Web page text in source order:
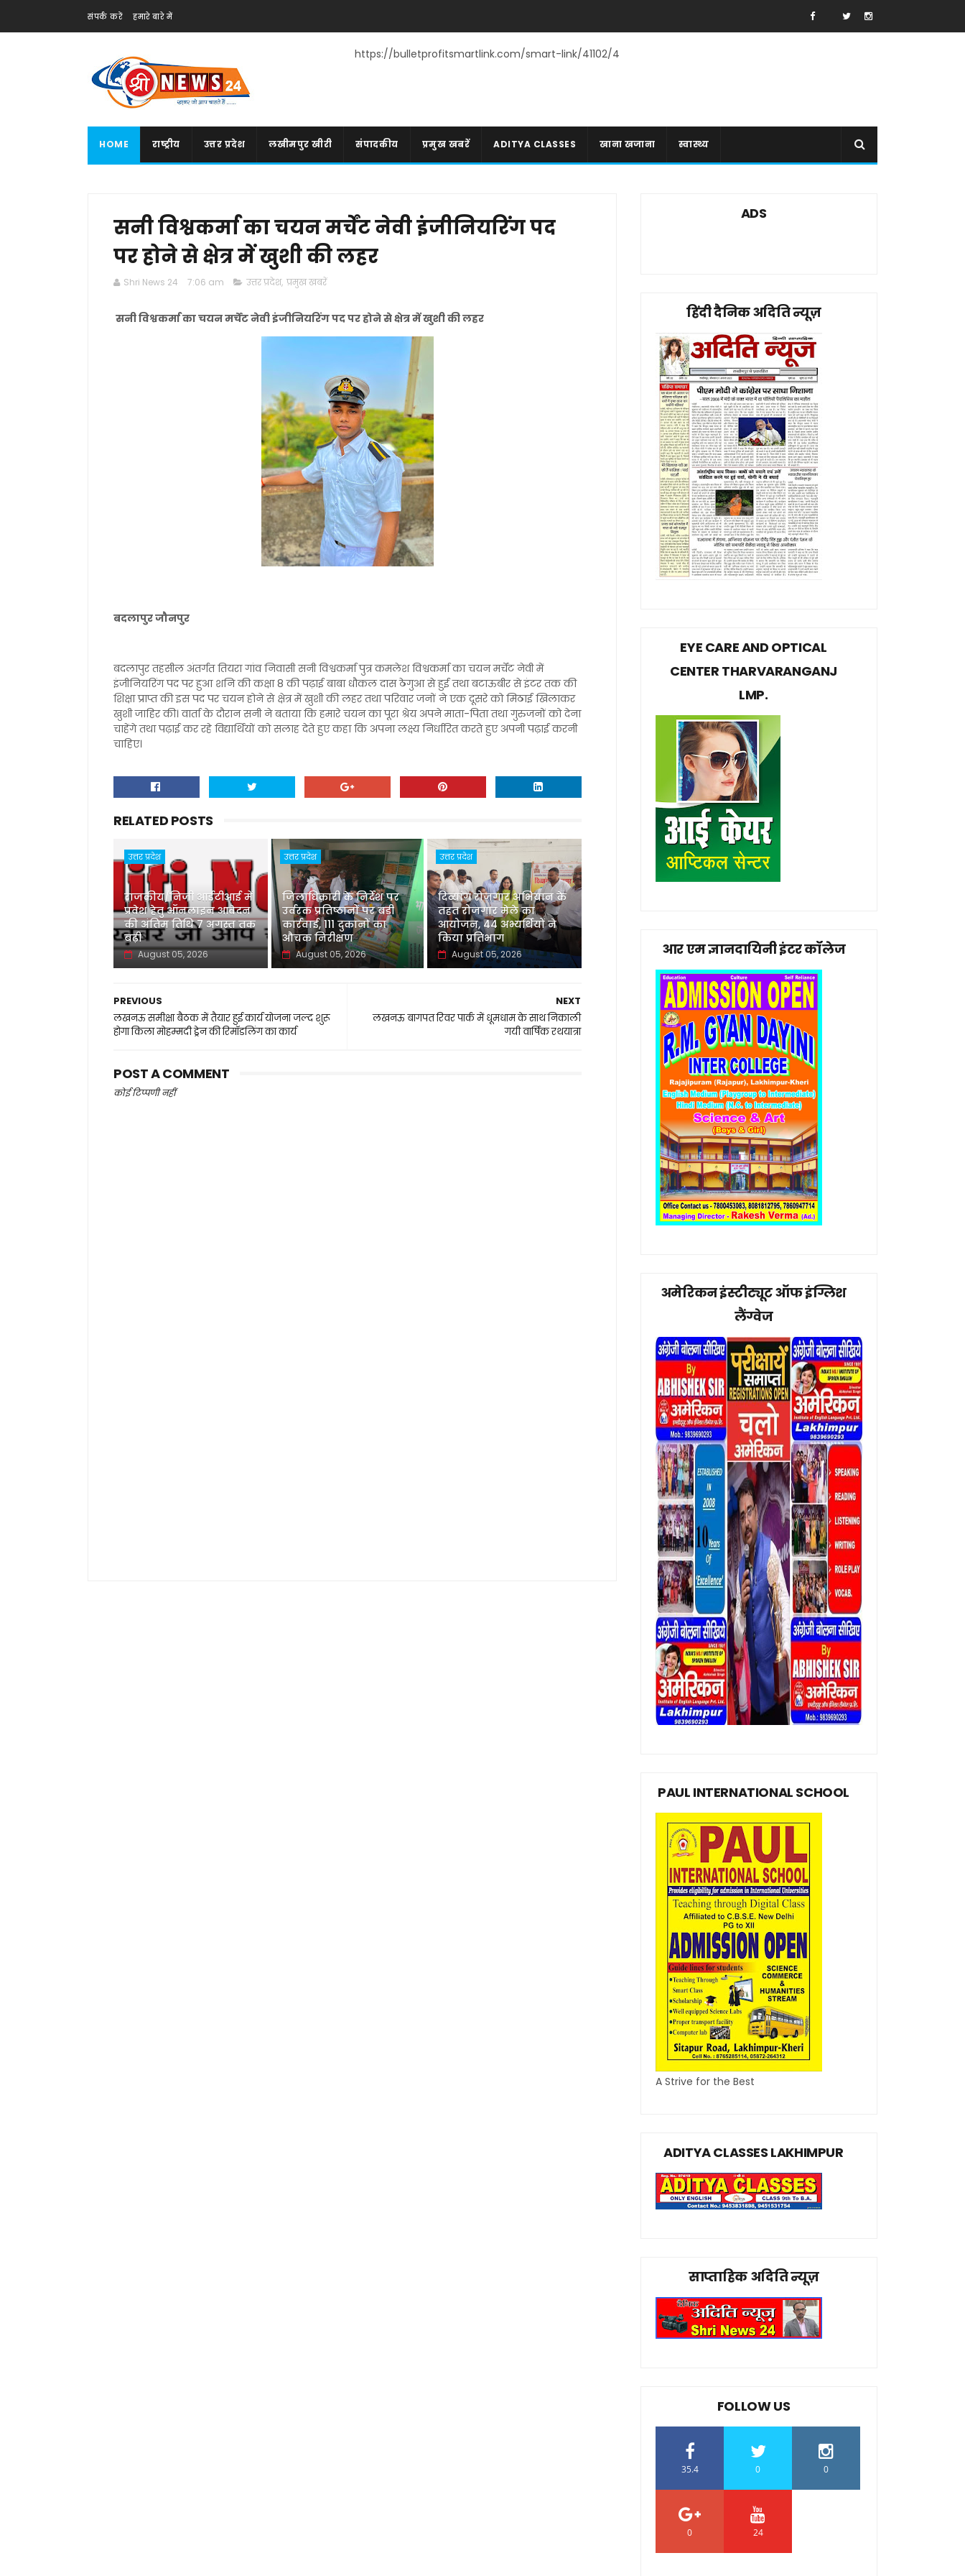
संपर्क करें हमारे बारे में
https://bulletprofitsmartlink.com/smart-link/41102/4
HOME राष्ट्रीय उत्तर प्रदेश लखीमपुर खीरी संपादकीय प्रमुख खबरें ADITYA CLASSES खाना खजाना स्वास्थ्य
सनी विश्वकर्मा का चयन मर्चेंट नेवी इंजीनियरिंग पद
पर होने से क्षेत्र में खुशी की लहर
Shri News 24 7:06 am उत्तर प्रदेश, प्रमुख खबरें
सनी विश्वकर्मा का चयन मर्चेंट नेवी इंजीनियरिंग पद पर होने से क्षेत्र में खुशी की लहर
बदलापुर जौनपुर
बदलापुर तहसील अंतर्गत तियरा गांव निवासी सनी विश्वकर्मा पुत्र कमलेश विश्वकर्मा का चयन मर्चेंट नेवी में
इंजीनियरिंग पद पर हुआ शनि की कक्षा 8 की पढ़ाई बाबा धौकल दास ठेगुआ से हुई तथा बटाऊबीर से इंटर तक की
शिक्षा प्राप्त की इस पद पर चयन होने से क्षेत्र में खुशी की लहर तथा परिवार जनों ने एक दूसरे को मिठाई खिलाकर
खुशी जाहिर की। वार्ता के दौरान सनी ने बताया कि हमारे चयन का पूरा श्रेय अपने माता-पिता तथा गुरुजनों को देना
चाहेंगे तथा पढ़ाई कर रहे विद्यार्थियों को सलाह देते हुए कहा कि अपना लक्ष्य निर्धारित करते हुए अपनी पढ़ाई करनी
चाहिए।
RELATED POSTS
उत्तर प्रदेश
राजकीय/निजी आईटीआई में
प्रवेश हेतु ऑनलाइन आवेदन
की अंतिम तिथि 7 अगस्त तक
बढ़ी
August 05, 2026
उत्तर प्रदेश
जिलाधिकारी के निर्देश पर
उर्वरक प्रतिष्ठानों पर बड़ी
कार्रवाई, 111 दुकानों का
औचक निरीक्षण
August 05, 2026
उत्तर प्रदेश
दिव्यांग रोजगार अभियान के
तहत रोजगार मेले का
आयोजन, 44 अभ्यर्थियों ने
किया प्रतिभाग
August 05, 2026
NEXT
लखनऊ बागपत रिवर पार्क में धूमधाम के साथ निकाली
गयी वार्षिक रथयात्रा
PREVIOUS
लखनऊ समीक्षा बैठक में तैयार हुई कार्य योजना जल्द शुरू
होगा किला मोहम्मदी ड्रेन की रिमॉडलिंग का कार्य
POST A COMMENT
कोई टिप्पणी नहीं
ADS
हिंदी दैनिक अदिति न्यूज़
EYE CARE AND OPTICAL
CENTER THARVARANGANJ
LMP.
आर एम ज्ञानदायिनी इंटर कॉलेज
अमेरिकन इंस्टीट्यूट ऑफ इंग्लिश
लैंग्वेज
PAUL INTERNATIONAL SCHOOL
A Strive for the Best
ADITYA CLASSES LAKHIMPUR
साप्ताहिक अदिति न्यूज़
FOLLOW US
35.4 0 0
0 24